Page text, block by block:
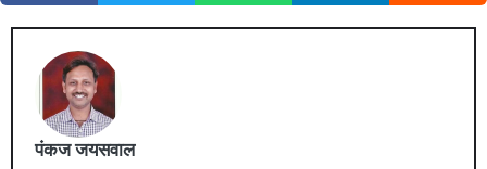
पंकज जयसवाल